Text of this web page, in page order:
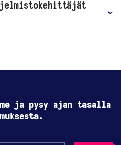
ja pysy ajan tasalla